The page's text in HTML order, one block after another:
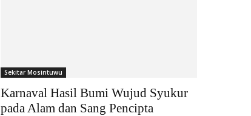
Sekitar Mosintuwu
Karnaval Hasil Bumi Wujud Syukur
pada Alam dan Sang Pencipta